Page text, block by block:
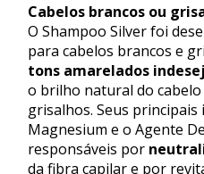
Cabelos brancos ou
O Shampoo Silver foi
para cabelos brancos e
tons amarelados
o brilho natural do
grisalhos. Seus
Magnesium e o Agente
responsáveis por
da fibra capilar e por